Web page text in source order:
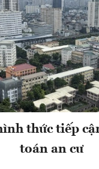
thức tiếp
toán an cư